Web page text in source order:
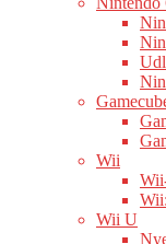
Wii
Wii U